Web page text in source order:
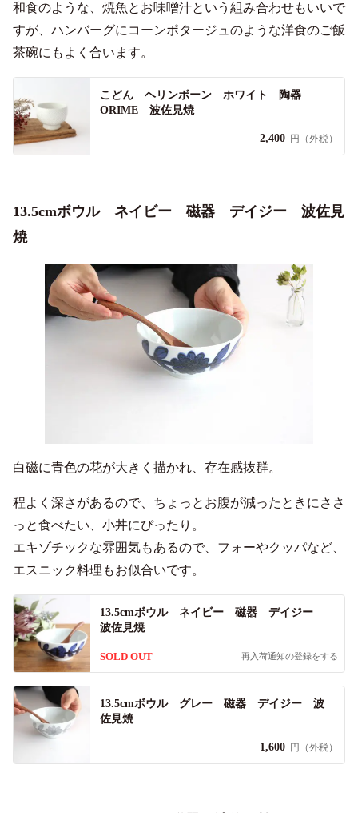
和食のような、焼魚とお味噌汁という組み合わせもいいで
すが、ハンバーグにコーンポタージュのような洋食のご飯
茶碗にもよく合います。
こどん ヘリンボーン ホワイト 陶器
ORIME 波佐見焼
2,400 円（外税）
13.5cmボウル ネイビー 磁器 デイジー 波佐見
焼
白磁に青色の花が大きく描かれ、存在感抜群。
程よく深さがあるので、ちょっとお腹が減ったときにささ
っと食べたい、小丼にぴったり。
エキゾチックな雰囲気もあるので、フォーやクッパなど、
エスニック料理もお似合いです。
13.5cmボウル ネイビー 磁器 デイジー
波佐見焼
SOLD OUT 再入荷通知の登録をする
13.5cmボウル グレー 磁器 デイジー 波
佐見焼
1,600 円（外税）